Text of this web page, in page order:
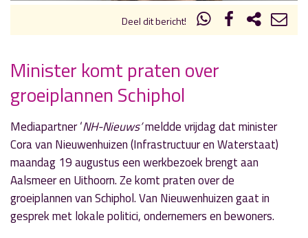
Deel dit bericht!
« Vorig nieuwsbericht
Veilig fietsen naar je nieuwe school
14 augustus 2019
» Volgend nieuwsbericht
Niko Blaauw blijft handballen bij Aalsmeer
17 augustus 2019
Minister komt praten over
groeiplannen Schiphol
Mediapartner ‘NH-Nieuws’meldde vrijdag dat minister
Cora van Nieuwenhuizen (Infrastructuur en Waterstaat)
maandag 19 augustus een werkbezoek brengt aan
Aalsmeer en Uithoorn. Ze komt praten over de
groeiplannen van Schiphol. Van Nieuwenhuizen gaat in
gesprek met lokale politici, ondernemers en bewoners.